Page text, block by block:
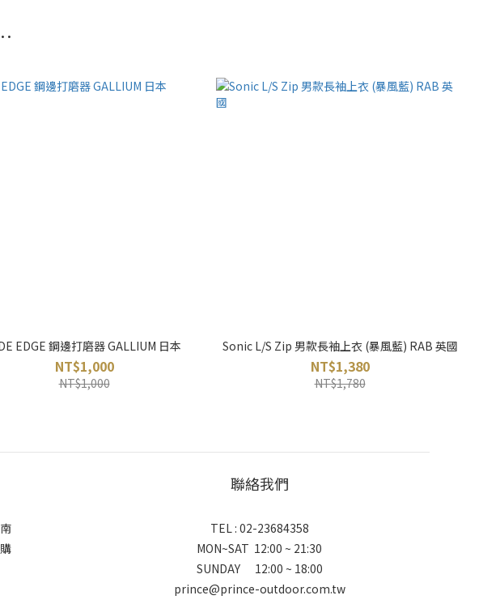
EDGE 鋼邊打磨器 GALLIUM 日本
NT$1,000
NT$1,000
Sonic L/S Zip 男款長袖上衣 (暴風藍) RAB 英國
NT$1,380
NT$1,780
聯絡我們
TEL : 02-23684358
MON~SAT 12:00 ~ 21:30
SUNDAY 12:00 ~ 18:00
prince@prince-outdoor.com.tw